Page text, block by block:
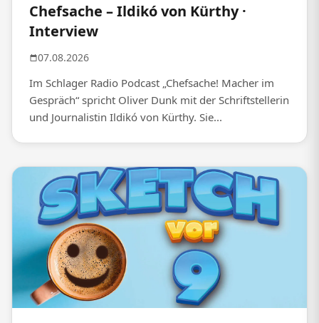
Chefsache – Ildikó von Kürthy ·
Interview
07.08.2026
Im Schlager Radio Podcast „Chefsache! Macher im
Gespräch“ spricht Oliver Dunk mit der Schriftstellerin
und Journalistin Ildikó von Kürthy. Sie...